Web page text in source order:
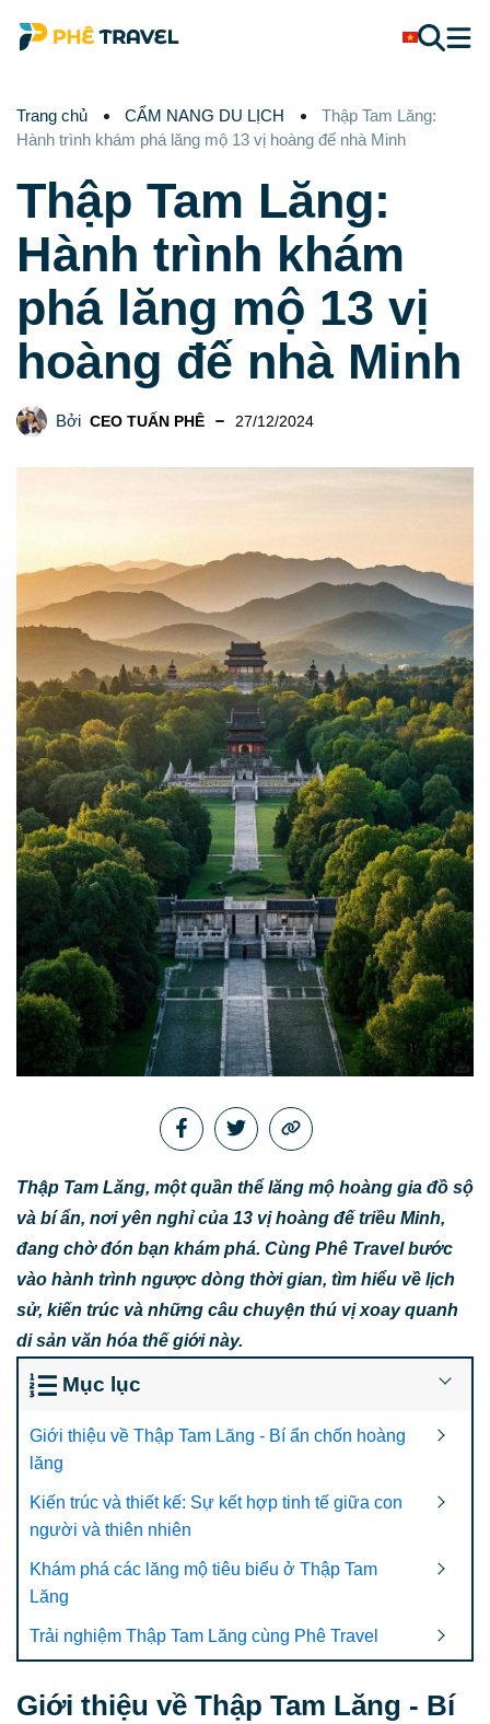
Trang chủ CẨM NANG DU LỊCH
Thập Tam Lăng:
Hành trình khám phá lăng mộ 13 vị hoàng đế nhà Minh
Thập Tam Lăng:
Hành trình khám
phá lăng mộ 13 vị
hoàng đế nhà Minh
Bởi CEO TUẤN PHÊ 27/12/2024
Thập Tam Lăng, một quần thể lăng mộ hoàng gia đồ sộ
và bí ẩn, nơi yên nghỉ của 13 vị hoàng đế triều Minh,
đang chờ đón bạn khám phá. Cùng Phê Travel bước
vào hành trình ngược dòng thời gian, tìm hiểu về lịch
sử, kiến trúc và những câu chuyện thú vị xoay quanh
di sản văn hóa thế giới này.
Mục lục
Giới thiệu về Thập Tam Lăng - Bí ẩn chốn hoàng
lăng
Kiến trúc và thiết kế: Sự kết hợp tinh tế giữa con
người và thiên nhiên
Khám phá các lăng mộ tiêu biểu ở Thập Tam
Lăng
Trải nghiệm Thập Tam Lăng cùng Phê Travel
Giới thiệu về Thập Tam Lăng - Bí